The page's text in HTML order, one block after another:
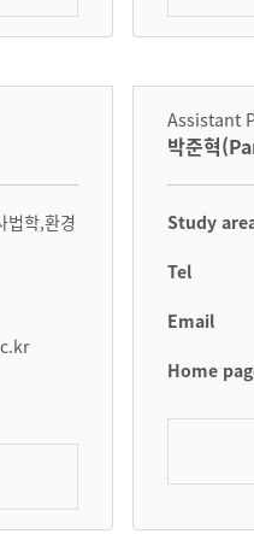
법학,환경
Assistant
박준혁
Study
Tel
Email
Home